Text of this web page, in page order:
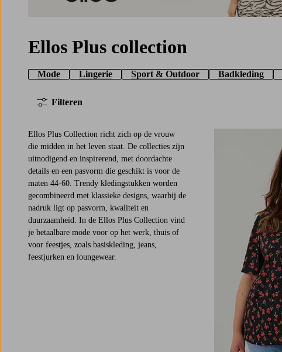
Ellos Plus collection
Mode Lingerie Sport & Outdoor Badkleding
Filteren
Ellos Plus Collection richt zich op de vrouw
die midden in het leven staat. De collecties zijn
uitnodigend en inspirerend, met doordachte
details en een pasvorm die geschikt is voor de
maten 44-60. Trendy kledingstukken worden
gecombineerd met klassieke designs, waarbij de
nadruk ligt op pasvorm, kwaliteit en
duurzaamheid. In de Ellos Plus Collection vind
je betaalbare mode voor op het werk, thuis of
voor feestjes, zoals basiskleding, jeans,
feestjurken en loungewear.